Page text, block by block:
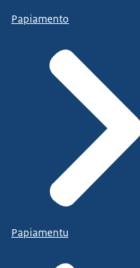
Papiamento
Papiamentu